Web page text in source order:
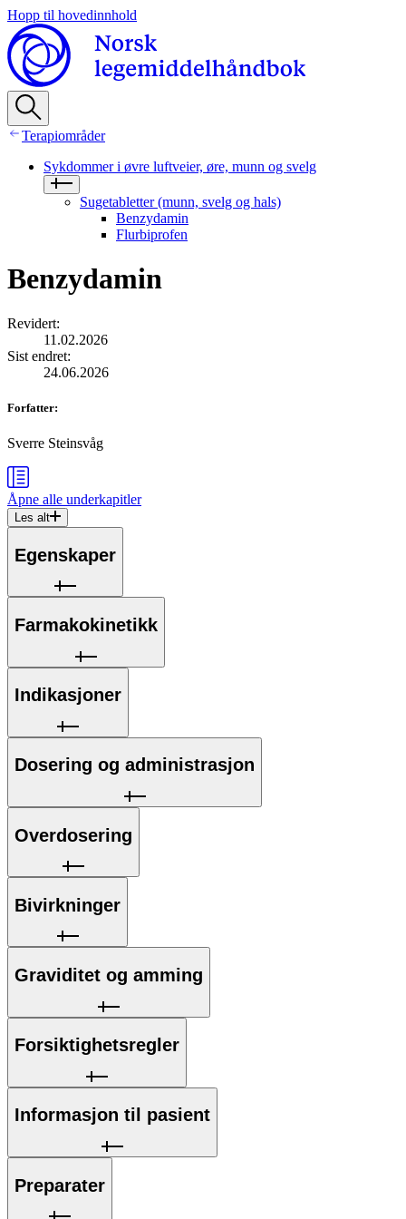
Hopp til hovedinnhold
Terapiområder
Sykdommer i øvre luftveier, øre, munn og svelg
Sugetabletter (munn, svelg og hals)
Benzydamin
Flurbiprofen
Benzydamin
Revidert:
11.02.2026
Sist endret:
24.06.2026
Forfatter:
Sverre Steinsvåg
Åpne alle underkapitler
Les alt
Egenskaper
Farmakokinetikk
Indikasjoner
Dosering og administrasjon
Overdosering
Bivirkninger
Graviditet og amming
Forsiktighetsregler
Informasjon til pasient
Preparater